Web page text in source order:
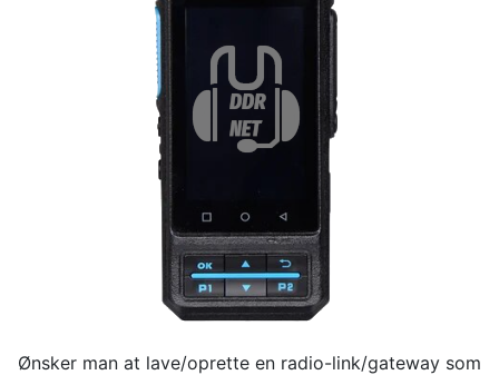
Ønsker man at lave/oprette en radio-link/gateway som